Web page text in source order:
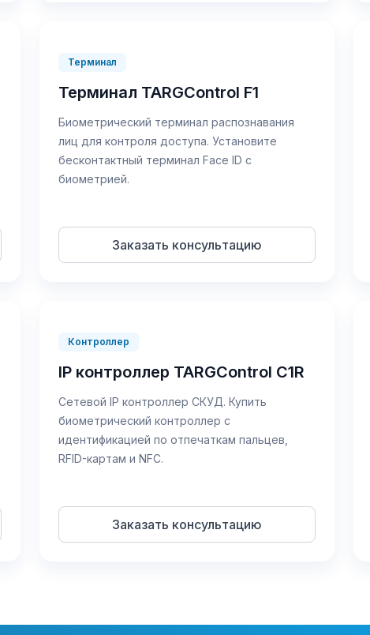
Терминал
Терминал TARGControl F1
Биометрический терминал распознавания
лиц для контроля доступа. Установите
бесконтактный терминал Face ID с
биометрией.
Заказать консультацию
Контроллер
IP контроллер TARGControl C1R
Сетевой IP контроллер СКУД. Купить
биометрический контроллер с
идентификацией по отпечаткам пальцев,
RFID-картам и NFC.
Заказать консультацию